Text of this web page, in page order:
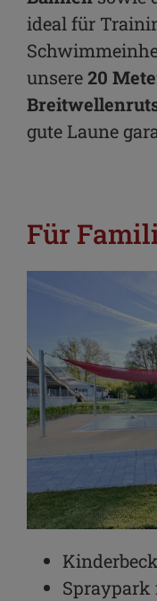
ideal für
unsere20
gute Laune
Für
Spraypark